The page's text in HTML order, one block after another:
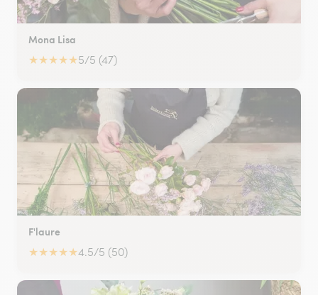
Mona Lisa
★★★★★5/5 (47)
F'laure
★★★★★4.5/5 (50)